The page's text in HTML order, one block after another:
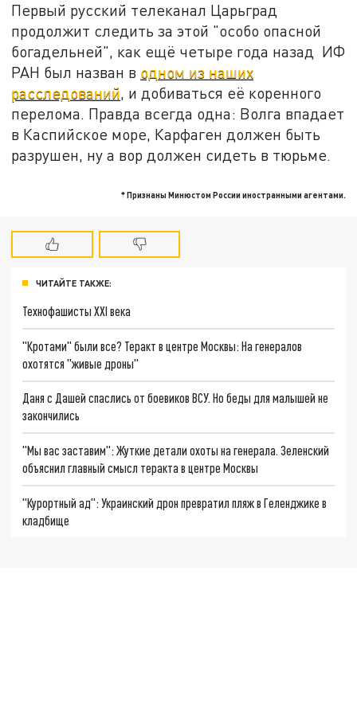
Первый русский телеканал Царьград
продолжит следить за этой "особо опасной
богадельней", как ещё четыре года назад ИФ
РАН был назван в одном из наших
расследований, и добиваться её коренного
перелома. Правда всегда одна: Волга впадает
в Каспийское море, Карфаген должен быть
разрушен, ну а вор должен сидеть в тюрьме.
* Признаны Минюстом России иностранными агентами.
ЧИТАЙТЕ ТАКЖЕ:
Технофашисты XXI века
"Кротами" были все? Теракт в центре Москвы: На генералов
охотятся "живые дроны"
Даня с Дашей спаслись от боевиков ВСУ. Но беды для малышей не
закончились
"Мы вас заставим": Жуткие детали охоты на генерала. Зеленский
объяснил главный смысл теракта в центре Москвы
"Курортный ад": Украинский дрон превратил пляж в Геленджике в
кладбище